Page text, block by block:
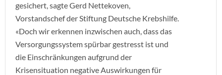
gesichert, sagte Gerd Nettekoven,
Vorstandschef der Stiftung Deutsche Krebshilfe.
«Doch wir erkennen inzwischen auch, dass das
Versorgungssystem spürbar gestresst ist und
die Einschränkungen aufgrund der
Krisensituation negative Auswirkungen für